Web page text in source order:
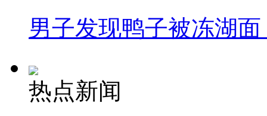
男子发现鸭子被冻湖
热点新闻